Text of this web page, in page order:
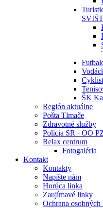
ŠK
Región aktuálne
Pošta Tlmače
Zdravotné služby
Polícia SR - OO
Relax centrum
Fotogaléria
Kontakt
Kontakty
Napíšte nám
Horúca linka
Zaujímavé linky
Ochrana osobných